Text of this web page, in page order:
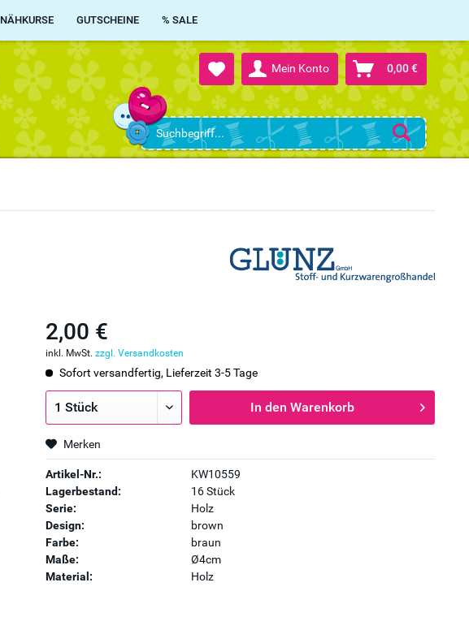
Mein Konto 0,00 €
NÄHKURSE GUTSCHEINE % SALE
2,00 €
inkl. MwSt.zzgl. Versandkosten
Sofort versandfertig, Lieferzeit 3-5 Tage
In den Warenkorb
Merken
Artikel-Nr.:
KW10559
Lagerbestand:
16 Stück
Serie:
Holz
Design:
brown
Farbe:
braun
Maße:
Ø4cm
Material:
Holz